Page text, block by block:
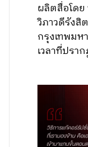
ผลิตสื่อโดย
วิภาวดีรังสิ
กรุงเทพมห
เวลาที่ปรา